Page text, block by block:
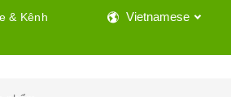
& Kênh
Vietnamese